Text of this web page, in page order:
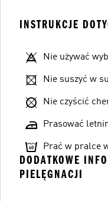
INSTRUKCJE
Nie używać
Nie suszyć w
Nie czyścić
Prasować
Prać w pralce
DODATKOWE
PIELĘGNACJI